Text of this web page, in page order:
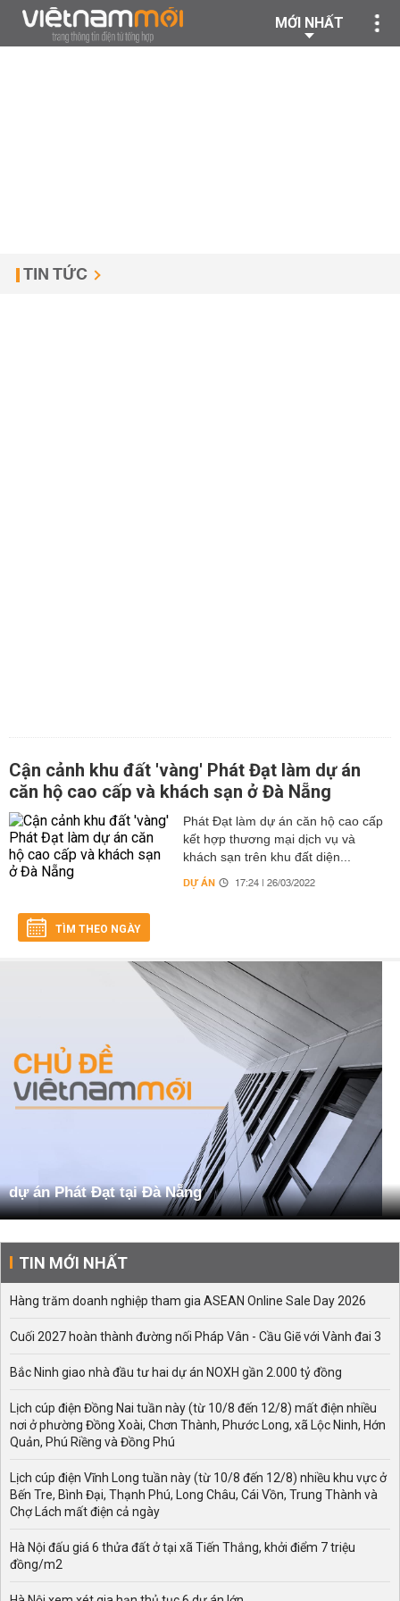
MỚI NHẤT
TIN TỨC
Cận cảnh khu đất 'vàng' Phát Đạt làm dự án
căn hộ cao cấp và khách sạn ở Đà Nẵng
Phát Đạt làm dự án căn hộ cao cấp
kết hợp thương mại dịch vụ và
khách sạn trên khu đất diện...
DỰ ÁN 17:24 | 26/03/2022
TÌM THEO NGÀY
dự án Phát Đạt tại Đà Nẵng
TIN MỚI NHẤT
Hàng trăm doanh nghiệp tham gia ASEAN Online Sale Day 2026
Cuối 2027 hoàn thành đường nối Pháp Vân - Cầu Giẽ với Vành đai 3
Bắc Ninh giao nhà đầu tư hai dự án NOXH gần 2.000 tỷ đồng
Lịch cúp điện Đồng Nai tuần này (từ 10/8 đến 12/8) mất điện nhiều
nơi ở phường Đồng Xoài, Chơn Thành, Phước Long, xã Lộc Ninh, Hớn
Quản, Phú Riềng và Đồng Phú
Lịch cúp điện Vĩnh Long tuần này (từ 10/8 đến 12/8) nhiều khu vực ở
Bến Tre, Bình Đại, Thạnh Phú, Long Châu, Cái Vồn, Trung Thành và
Chợ Lách mất điện cả ngày
Hà Nội đấu giá 6 thửa đất ở tại xã Tiến Thắng, khởi điểm 7 triệu
đồng/m2